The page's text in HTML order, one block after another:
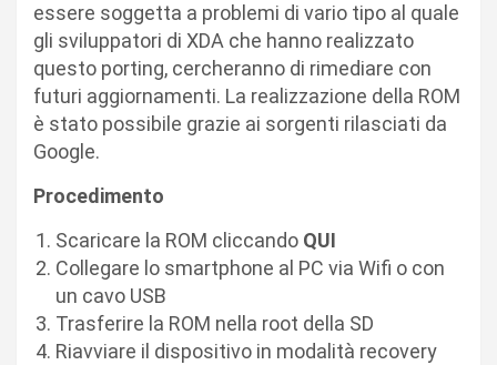
essere soggetta a problemi di vario tipo al quale
gli sviluppatori di XDA che hanno realizzato
questo porting, cercheranno di rimediare con
futuri aggiornamenti. La realizzazione della ROM
è stato possibile grazie ai sorgenti rilasciati da
Google.
Procedimento
Scaricare la ROM cliccando QUI
Collegare lo smartphone al PC via Wifi o con
un cavo USB
Trasferire la ROM nella root della SD
Riavviare il dispositivo in modalità recovery